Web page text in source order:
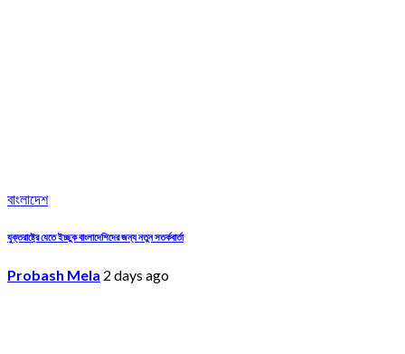
বাংলাদেশ
যুক্তরাষ্ট্রে যেতে ইচ্ছুক বাংলাদেশিদের জন্য নতুন সতর্কবার্তা
Probash Mela 2 days ago